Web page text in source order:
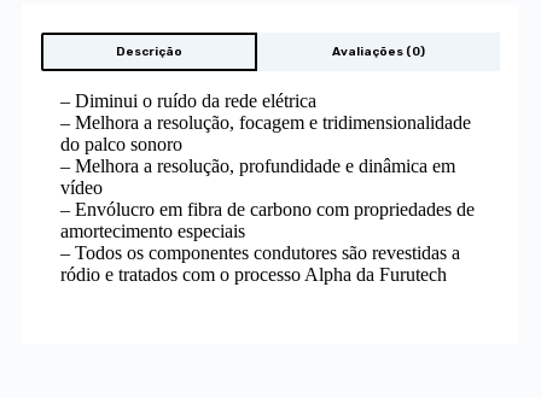
Descrição Avaliações (0)
– Diminui o ruído da rede elétrica
– Melhora a resolução, focagem e tridimensionalidade
do palco sonoro
– Melhora a resolução, profundidade e dinâmica em
vídeo
– Envólucro em fibra de carbono com propriedades de
amortecimento especiais
– Todos os componentes condutores são revestidas a
ródio e tratados com o processo Alpha da Furutech